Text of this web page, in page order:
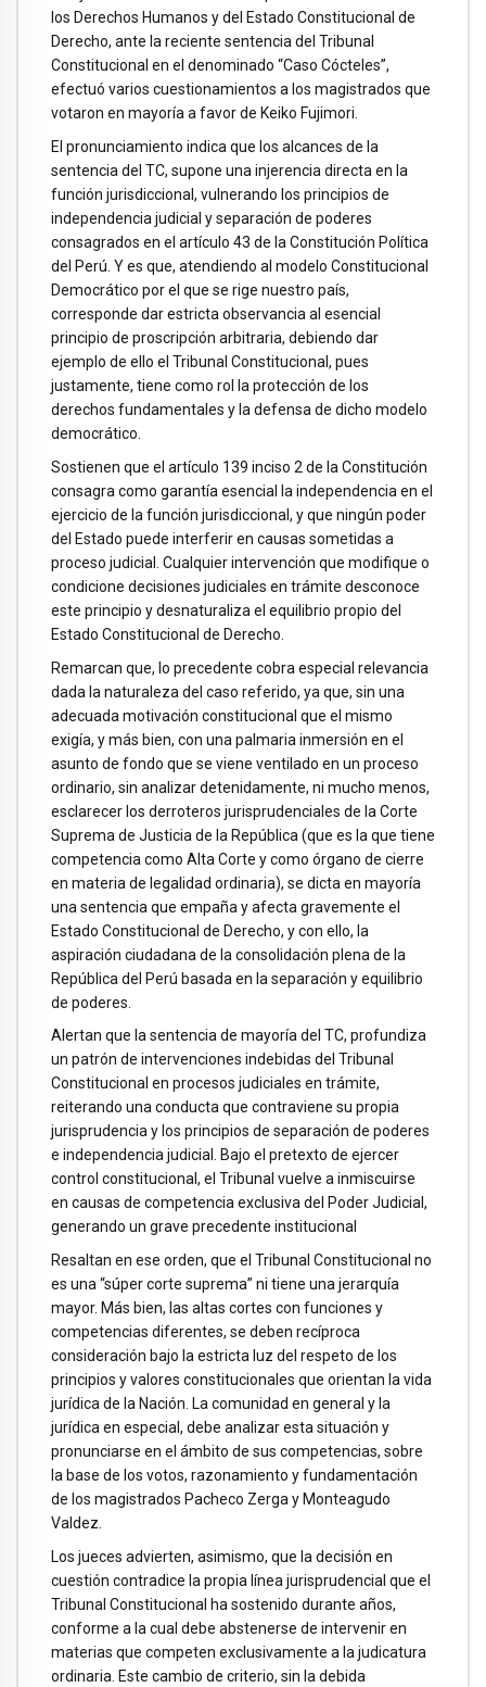
los Derechos Humanos y del Estado Constitucional de
Derecho, ante la reciente sentencia del Tribunal
Constitucional en el denominado “Caso Cócteles”,
efectuó varios cuestionamientos a los magistrados que
votaron en mayoría a favor de Keiko Fujimori.
El pronunciamiento indica que los alcances de la
sentencia del TC, supone una injerencia directa en la
función jurisdiccional, vulnerando los principios de
independencia judicial y separación de poderes
consagrados en el artículo 43 de la Constitución Política
del Perú. Y es que, atendiendo al modelo Constitucional
Democrático por el que se rige nuestro país,
corresponde dar estricta observancia al esencial
principio de proscripción arbitraria, debiendo dar
ejemplo de ello el Tribunal Constitucional, pues
justamente, tiene como rol la protección de los
derechos fundamentales y la defensa de dicho modelo
democrático.
Sostienen que el artículo 139 inciso 2 de la Constitución
consagra como garantía esencial la independencia en el
ejercicio de la función jurisdiccional, y que ningún poder
del Estado puede interferir en causas sometidas a
proceso judicial. Cualquier intervención que modifique o
condicione decisiones judiciales en trámite desconoce
este principio y desnaturaliza el equilibrio propio del
Estado Constitucional de Derecho.
Remarcan que, lo precedente cobra especial relevancia
dada la naturaleza del caso referido, ya que, sin una
adecuada motivación constitucional que el mismo
exigía, y más bien, con una palmaria inmersión en el
asunto de fondo que se viene ventilado en un proceso
ordinario, sin analizar detenidamente, ni mucho menos,
esclarecer los derroteros jurisprudenciales de la Corte
Suprema de Justicia de la República (que es la que tiene
competencia como Alta Corte y como órgano de cierre
en materia de legalidad ordinaria), se dicta en mayoría
una sentencia que empaña y afecta gravemente el
Estado Constitucional de Derecho, y con ello, la
aspiración ciudadana de la consolidación plena de la
República del Perú basada en la separación y equilibrio
de poderes.
Alertan que la sentencia de mayoría del TC, profundiza
un patrón de intervenciones indebidas del Tribunal
Constitucional en procesos judiciales en trámite,
reiterando una conducta que contraviene su propia
jurisprudencia y los principios de separación de poderes
e independencia judicial. Bajo el pretexto de ejercer
control constitucional, el Tribunal vuelve a inmiscuirse
en causas de competencia exclusiva del Poder Judicial,
generando un grave precedente institucional
Resaltan en ese orden, que el Tribunal Constitucional no
es una “súper corte suprema” ni tiene una jerarquía
mayor. Más bien, las altas cortes con funciones y
competencias diferentes, se deben recíproca
consideración bajo la estricta luz del respeto de los
principios y valores constitucionales que orientan la vida
jurídica de la Nación. La comunidad en general y la
jurídica en especial, debe analizar esta situación y
pronunciarse en el ámbito de sus competencias, sobre
la base de los votos, razonamiento y fundamentación
de los magistrados Pacheco Zerga y Monteagudo
Valdez.
Los jueces advierten, asimismo, que la decisión en
cuestión contradice la propia línea jurisprudencial que el
Tribunal Constitucional ha sostenido durante años,
conforme a la cual debe abstenerse de intervenir en
materias que competen exclusivamente a la judicatura
ordinaria. Este cambio de criterio, sin la debida